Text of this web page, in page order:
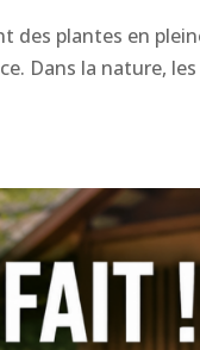
des plantes en
Dans la nature, les